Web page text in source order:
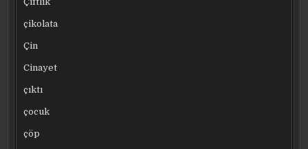
çikolata
Çin
Cinayet
çıktı
çocuk
çöp